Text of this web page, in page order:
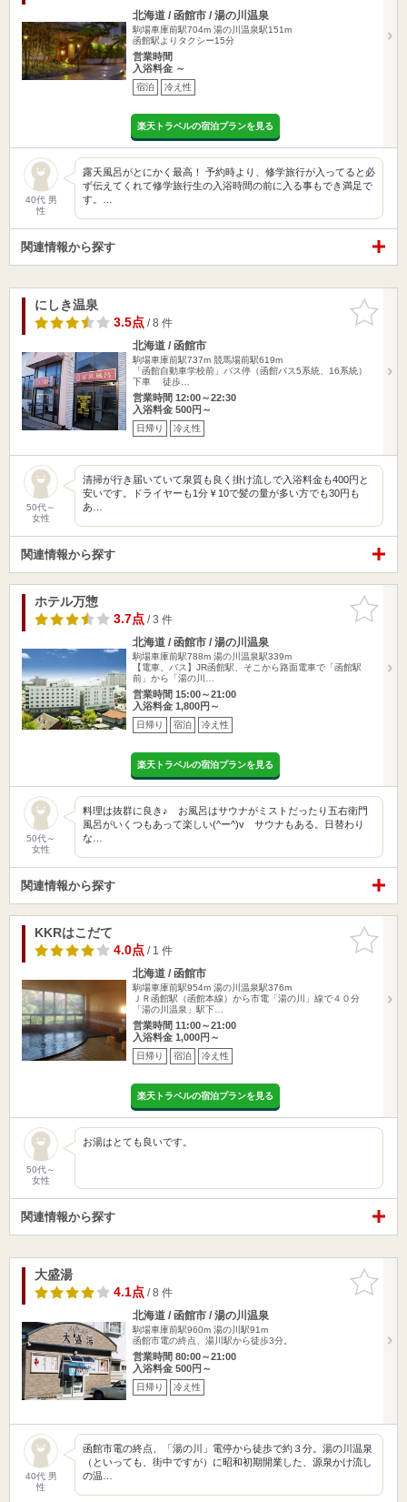
北海道 / 函館市 / 湯の川温泉
駒場車庫前駅704m 湯の川温泉駅151m
函館駅よりタクシー15分
営業時間
入浴料金 ～
宿泊 冷え性
楽天トラベルの宿泊プランを見る
40代 男
性
露天風呂がとにかく最高！ 予約時より、修学旅行が入ってると必
ず伝えてくれて修学旅行生の入浴時間の前に入る事もでき満足で
す。…
関連情報から探す
お気に入
りに追加
にしき温泉
3.5点/ 8 件
北海道 / 函館市
駒場車庫前駅737m 競馬場前駅619m
「函館自動車学校前」バス停（函館バス5系統、16系統）
下車 徒歩…
営業時間 12:00～22:30
入浴料金 500円～
日帰り 冷え性
50代～
女性
清掃が行き届いていて泉質も良く掛け流しで入浴料金も400円と
安いです。ドライヤーも1分￥10で髪の量が多い方でも30円も
あ…
関連情報から探す
お気に入
りに追加
ホテル万惣
3.7点/ 3 件
北海道 / 函館市 / 湯の川温泉
駒場車庫前駅788m 湯の川温泉駅339m
【電車、バス】JR函館駅、そこから路面電車で「函館駅
前」から「湯の川…
営業時間 15:00～21:00
入浴料金 1,800円～
日帰り 宿泊 冷え性
楽天トラベルの宿泊プランを見る
50代～
女性
料理は抜群に良き♪ お風呂はサウナがミストだったり五右衛門
風呂がいくつもあって楽しい(^ー^)v サウナもある。日替わり
な…
関連情報から探す
お気に入
りに追加
KKRはこだて
4.0点/ 1 件
北海道 / 函館市
駒場車庫前駅954m 湯の川温泉駅376m
ＪＲ函館駅（函館本線）から市電「湯の川」線で４０分
「湯の川温泉」駅下…
営業時間 11:00～21:00
入浴料金 1,000円～
日帰り 宿泊 冷え性
楽天トラベルの宿泊プランを見る
50代～
女性
お湯はとても良いです。
関連情報から探す
お気に入
りに追加
大盛湯
4.1点/ 8 件
北海道 / 函館市 / 湯の川温泉
駒場車庫前駅960m 湯の川駅91m
函館市電の終点、湯川駅から徒歩3分。
営業時間 80:00～21:00
入浴料金 500円～
日帰り 冷え性
40代 男
性
函館市電の終点、「湯の川」電停から徒歩で約３分。湯の川温泉
（といっても、街中ですが）に昭和初期開業した、源泉かけ流し
の温…